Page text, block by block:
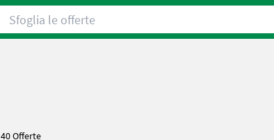
Sfoglia le offerte
40 Offerte